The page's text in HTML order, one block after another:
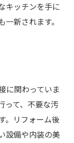
キッチンを手に
新されます。
に関わっていま
って、不要な汚
。リフォーム後
設備や内装の美